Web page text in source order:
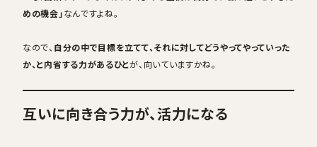
めの機会」なんですよね。
なので、 自分の中で目標を立てて、それに対してどうやってやっていった
か、と内省する力があるひとが、向いていますかね。
互いに向き合う力が、活力になる